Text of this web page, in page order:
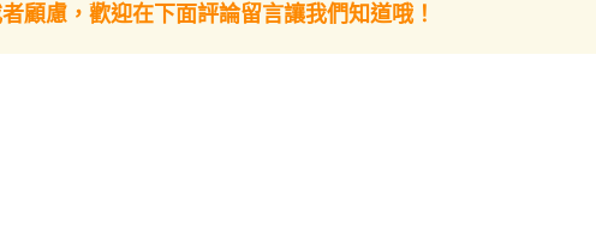
顧慮，歡迎在下面評論留言讓我們知道哦！